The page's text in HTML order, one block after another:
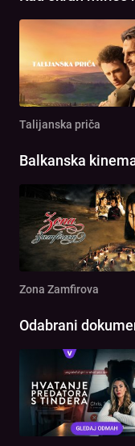
Talijanska priča
Balkanska
Zona Zamfirova
Odabrani